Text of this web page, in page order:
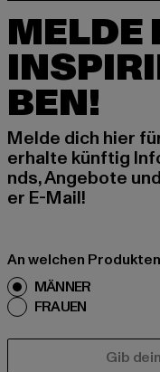
MELDE
BEN!
Melde dich hier
erhalte künftig
nds, Angebote
er E-Mail!
An welchen
MÄNNER
FRAUEN